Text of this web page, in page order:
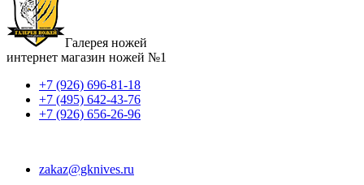
Галерея ножей
интернет магазин ножей №1
+7 (926) 696-81-18
+7 (495) 642-43-76
+7 (926) 656-26-96
zakaz@gknives.ru